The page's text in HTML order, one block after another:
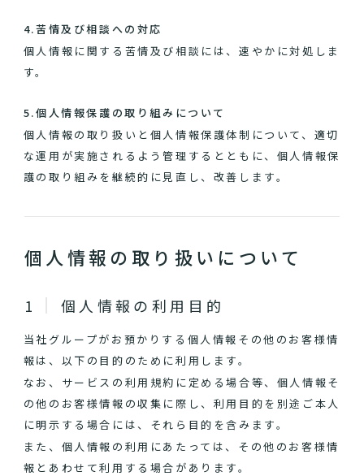
4.苦情及び相談への対応
個人情報に関する苦情及び相談には、速やかに対処しま
す。
5.個人情報保護の取り組みについて
個人情報の取り扱いと個人情報保護体制について、適切
な運用が実施されるよう管理するとともに、個人情報保
護の取り組みを継続的に見直し、改善します。
個人情報の取り扱いについて
個人情報の利用目的
当社グループがお預かりする個人情報その他のお客様情
報は、以下の目的のために利用します。
なお、サービスの利用規約に定める場合等、個人情報そ
の他のお客様情報の収集に際し、利用目的を別途ご本人
に明示する場合には、それら目的を含みます。
また、個人情報の利用にあたっては、その他のお客様情
報とあわせて利用する場合があります。